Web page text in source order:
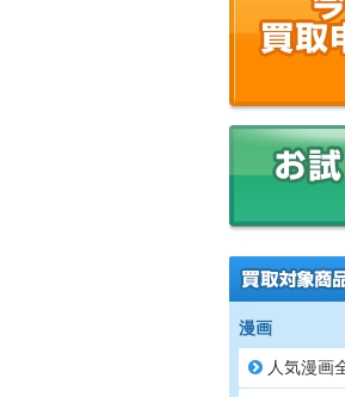
漫画
人気漫画